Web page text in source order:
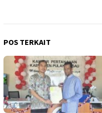
POS TERKAIT